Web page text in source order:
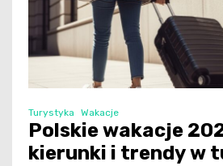
Turystyka Wakacje
Polskie wakacje
kierunki i trendy w